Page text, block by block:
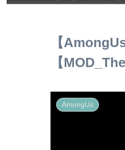
【
【
AmongUs